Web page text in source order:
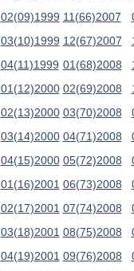
02(09)1999
03(10)1999
04(11)1999
01(12)2000
02(13)2000
03(14)2000
04(15)2000
01(16)2001
02(17)2001
03(18)2001
04(19)2001
11(66)2007
12(67)2007
01(68)2008
02(69)2008
03(70)2008
04(71)2008
05(72)2008
06(73)2008
07(74)2008
08(75)2008
09(76)2008